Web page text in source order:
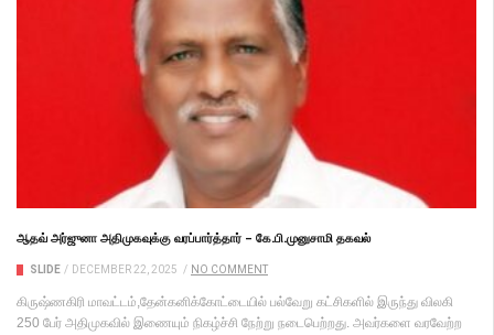
ஆதவ் அர்ஜுனா அதிமுகவுக்கு வரப்பார்த்தார் – கே.பி.முனுசாமி தகவல்
SLIDE / DECEMBER 22, 2025 / NO COMMENT
கிருஷ்ணகிரி மாவட்டம்,தேன்கனிக்கோட்டையில் பல்வேறு கட்சிகளில் இருந்து விலகி
250 பேர் அதிமுகவில் இணையும் நிகழ்ச்சி நேற்று நடைபெற்றது. அவர்களை வரவேற்ற